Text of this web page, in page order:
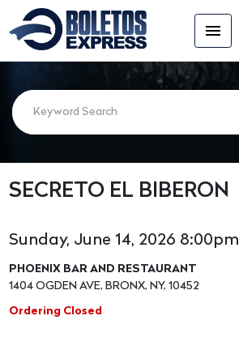
menu
SECRETO EL BIBERON
Sunday, June 14, 2026 8:00pm
PHOENIX BAR AND RESTAURANT
1404 OGDEN AVE, BRONX, NY, 10452
Ordering Closed